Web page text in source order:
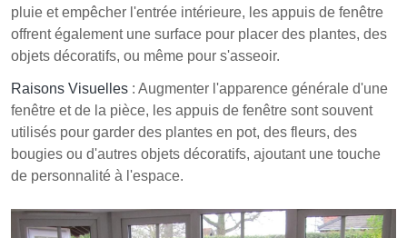
pluie et empêcher l'entrée intérieure, les appuis de fenêtre
offrent également une surface pour placer des plantes, des
objets décoratifs, ou même pour s'asseoir.
Raisons Visuelles : Augmenter l'apparence générale d'une
fenêtre et de la pièce, les appuis de fenêtre sont souvent
utilisés pour garder des plantes en pot, des fleurs, des
bougies ou d'autres objets décoratifs, ajoutant une touche
de personnalité à l'espace.